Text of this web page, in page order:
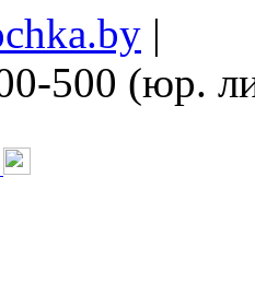
|
500 (юр.